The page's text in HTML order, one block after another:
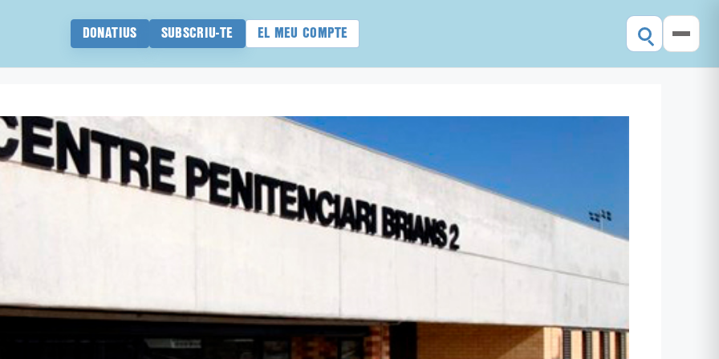
DONATIUS SUBSCRIU-TE EL MEU COMPTE